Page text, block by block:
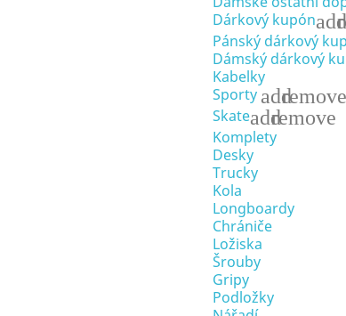
Dárkový kupónadd
Pánský dárkový
Dámský dárkový
Kabelky
Sporty addremove
Skateaddremove
Komplety
Desky
Trucky
Kola
Longboardy
Chrániče
Ložiska
Šrouby
Gripy
Podložky